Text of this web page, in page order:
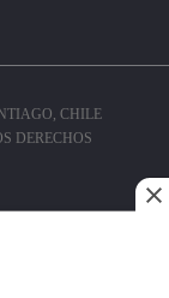
CHILE
DERECHOS